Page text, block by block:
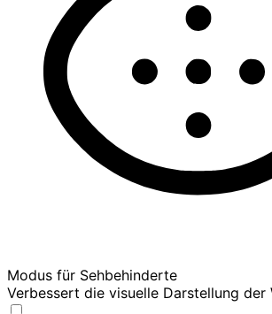
Modus für Sehbehinderte
Verbessert die visuelle Darstellung der